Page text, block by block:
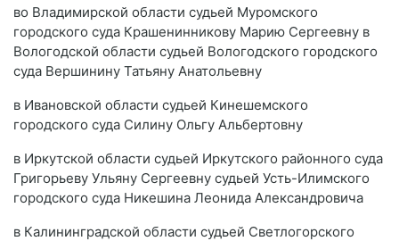
во Владимирской области судьей Муромского
городского суда Крашенинникову Марию Сергеевну в
Вологодской области судьей Вологодского городского
суда Вершинину Татьяну Анатольевну
в Ивановской области судьей Кинешемского
городского суда Силину Ольгу Альбертовну
в Иркутской области судьей Иркутского районного суда
Григорьеву Ульяну Сергеевну судьей Усть-Илимского
городского суда Никешина Леонида Александровича
в Калининградской области судьей Светлогорского